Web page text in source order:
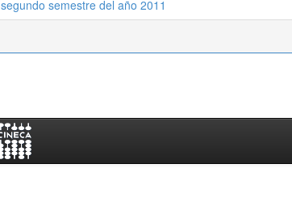
segundo semestre del año 2011